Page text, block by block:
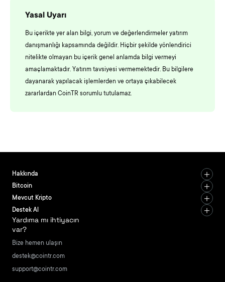
Yasal Uyarı
Bu içerikte yer alan bilgi, yorum ve değerlendirmeler yatırım
danışmanlığı kapsamında değildir. Hiçbir şekilde yönlendirici
nitelikte olmayan bu içerik genel anlamda bilgi vermeyi
amaçlamaktadır. Yatırım tavsiyesi vermemektedir. Bu bilgilere
dayanarak yapılacak işlemlerden ve ortaya çıkabilecek
zararlardan CoinTR sorumlu tutulamaz.
Hakkında
Bitcoin
Mevcut Kripto
Destek Al
Yardıma mı ihtiyacın
var?
Bize hemen ulaşın
destek@cointr.com
support@cointr.com